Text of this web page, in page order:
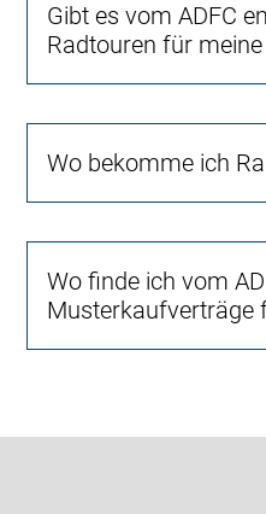
Gibt es vom ADFC
Radtouren für
Wo bekomme ich
Wo finde ich vom
Musterkaufverträge